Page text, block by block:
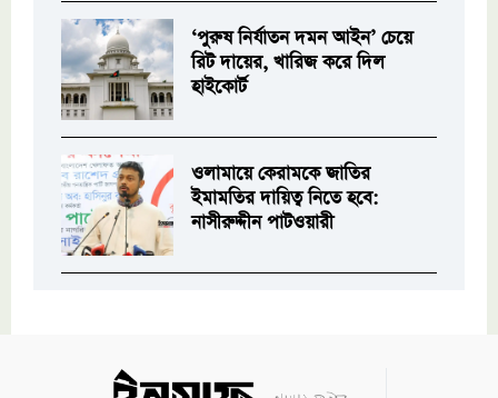
‘পুরুষ নির্যাতন দমন আইন’ চেয়ে
রিট দায়ের, খারিজ করে দিল
হাইকোর্ট
ওলামায়ে কেরামকে জাতির
ইমামতির দায়িত্ব নিতে হবে:
নাসীরুদ্দীন পাটওয়ারী